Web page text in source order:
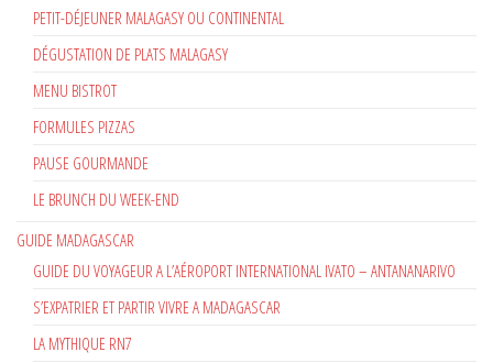
PETIT-DÉJEUNER MALAGASY OU CONTINENTAL
DÉGUSTATION DE PLATS MALAGASY
MENU BISTROT
FORMULES PIZZAS
PAUSE GOURMANDE
LE BRUNCH DU WEEK-END
GUIDE MADAGASCAR
GUIDE DU VOYAGEUR A L’AÉROPORT INTERNATIONAL IVATO – ANTANANARIVO
S’EXPATRIER ET PARTIR VIVRE A MADAGASCAR
LA MYTHIQUE RN7